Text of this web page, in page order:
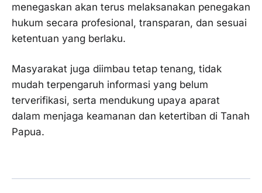
menegaskan akan terus melaksanakan penegakan
hukum secara profesional, transparan, dan sesuai
ketentuan yang berlaku.
Masyarakat juga diimbau tetap tenang, tidak
mudah terpengaruh informasi yang belum
terverifikasi, serta mendukung upaya aparat
dalam menjaga keamanan dan ketertiban di Tanah
Papua.